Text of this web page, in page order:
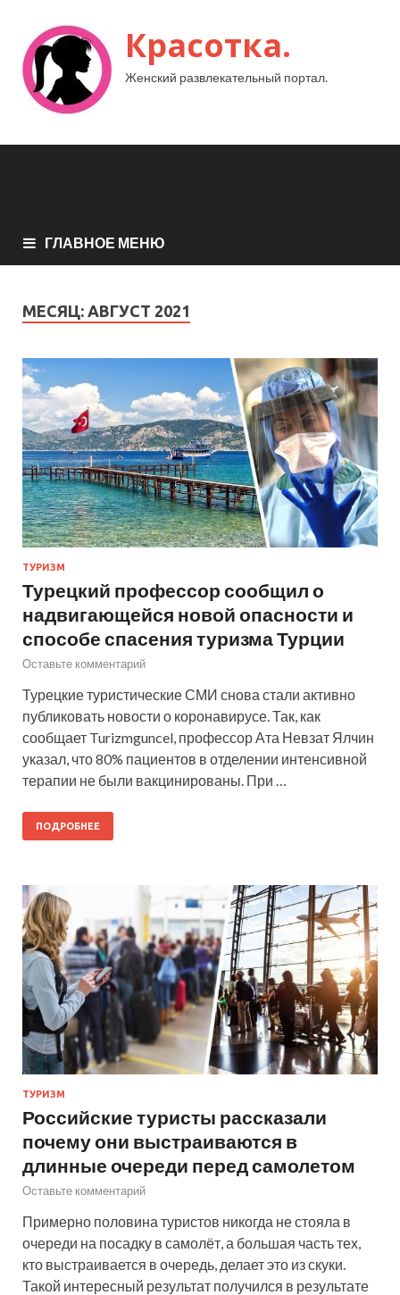
Красотка.
Женский развлекательный портал.
ГЛАВНОЕ МЕНЮ
МЕСЯЦ: АВГУСТ 2021
ТУРИЗМ
Турецкий профессор сообщил о
надвигающейся новой опасности и
способе спасения туризма Турции
Оставьте комментарий
Турецкие туристические СМИ снова стали активно
публиковать новости о коронавирусе. Так, как
сообщает Turizmguncel, профессор Ата Невзат Ялчин
указал, что 80% пациентов в отделении интенсивной
терапии не были вакцинированы. При …
ПОДРОБНЕЕ
ТУРИЗМ
Российские туристы рассказали
почему они выстраиваются в
длинные очереди перед самолетом
Оставьте комментарий
Примерно половина туристов никогда не стояла в
очереди на посадку в самолёт, а большая часть тех,
кто выстраивается в очередь, делает это из скуки.
Такой интересный результат получился в результате